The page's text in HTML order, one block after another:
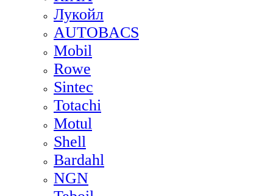
Лукойл
AUTOBACS
Mobil
Rowe
Sintec
Totachi
Motul
Shell
Bardahl
NGN